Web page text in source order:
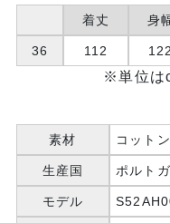
着丈 身
36 112 122
※単位は
素材 コット
生産国 ポルト
モデル